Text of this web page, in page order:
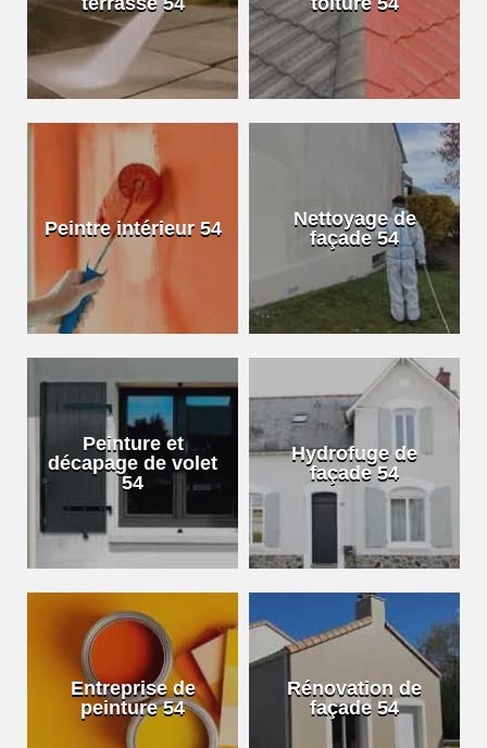
Peintre intérieur 54
Nettoyage de
façade 54
Peinture et
décapage de volet
54
Hydrofuge de
façade 54
Entreprise de
peinture 54
Rénovation de
façade 54